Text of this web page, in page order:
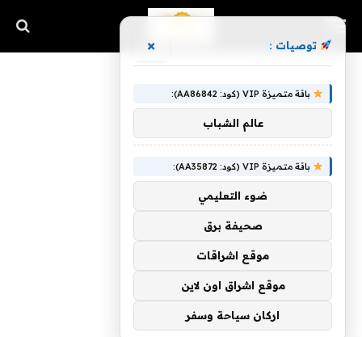
توصيات : ×
باقة متميزة VIP (كود: AA86842):
عالم الشباب
باقة متميزة VIP (كود: AA35872):
ضوء التعليمي
صحيفة برق
موقع اشراقات
موقع اشراق اون لاين
اركان سياحة وسفر